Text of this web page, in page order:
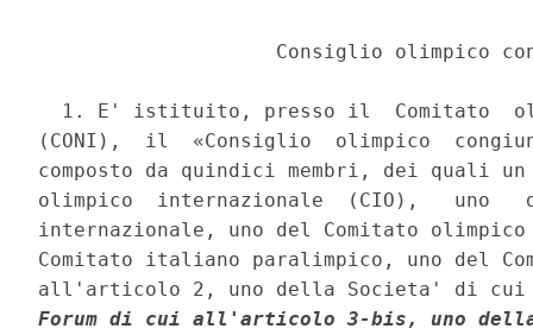
Consiglio olimpico
1. E' istituito, presso il  Comitato
(CONI),  il  «Consiglio  olimpico
composto da quindici membri, dei quali
olimpico  internazionale  (CIO),   uno
internazionale, uno del Comitato
Comitato italiano paralimpico, uno del
all'articolo 2, uno della Societa' di
Forum di cui all'articolo 3-bis, uno